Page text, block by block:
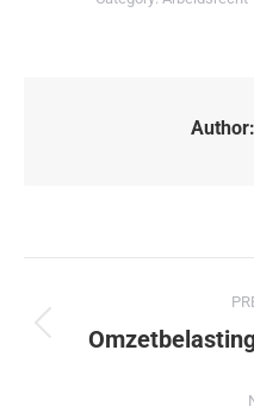
Author: